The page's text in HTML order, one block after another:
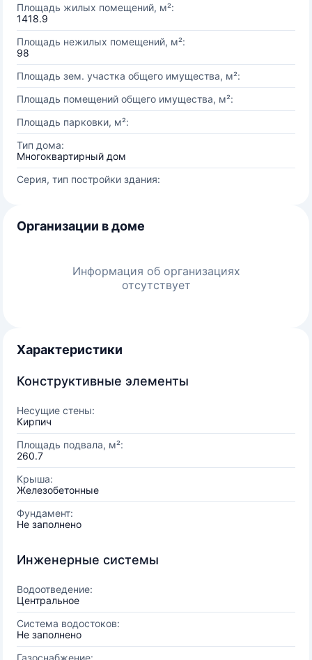
Площадь жилых помещений, м²:
1418.9
Площадь нежилых помещений, м²:
98
Площадь зем. участка общего имущества, м²:
Площадь помещений общего имущества, м²:
Площадь парковки, м²:
Тип дома:
Многоквартирный дом
Серия, тип постройки здания:
Организации в доме
Информация об организациях
отсутствует
Характеристики
Конструктивные элементы
Несущие стены:
Кирпич
Площадь подвала, м²:
260.7
Крыша:
Железобетонные
Фундамент:
Не заполнено
Инженерные системы
Водоотведение:
Центральное
Система водостоков:
Не заполнено
Газоснабжение: